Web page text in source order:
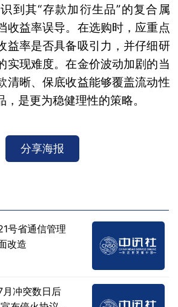
到其“存款加衍生品”的复合属
收益率误导。在选购时，应重点
益率是否具备吸引力，并仔细研
实现难度。在金价波动加剧的当
清晰、保底收益能够覆盖流动性
是更为稳健理性的策略。
分享海报
号省通信管理
改造
冲突数日后